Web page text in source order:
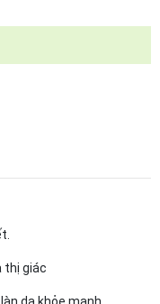
thị giác